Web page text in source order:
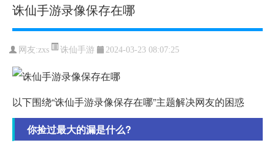
诛仙手游录像保存在哪
网友:zxs 诛仙手游 2024-03-23 08:07:25
以下围绕“诛仙手游录像保存在哪”主题解决网友的困惑
你捡过最大的漏是什么?